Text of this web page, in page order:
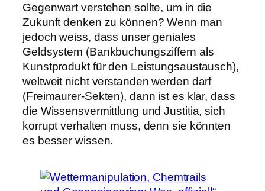
Gegenwart verstehen sollte, um in die
Zukunft denken zu können? Wenn man
jedoch weiss, dass unser geniales
Geldsystem (Bankbuchungsziffern als
Kunstprodukt für den Leistungsaustausch),
weltweit nicht verstanden werden darf
(Freimaurer-Sekten), dann ist es klar, dass
die Wissensvermittlung und Justitia, sich
korrupt verhalten muss, denn sie könnten
es besser wissen.